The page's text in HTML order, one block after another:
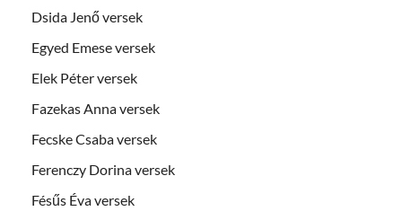
Dsida Jenő versek
Egyed Emese versek
Elek Péter versek
Fazekas Anna versek
Fecske Csaba versek
Ferenczy Dorina versek
Fésűs Éva versek